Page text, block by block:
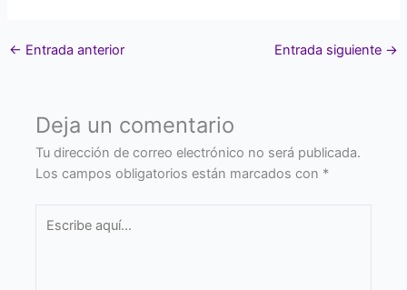
← Entrada anterior Entrada siguiente →
Deja un comentario
Tu dirección de correo electrónico no será publicada.
Los campos obligatorios están marcados con *
aquí...